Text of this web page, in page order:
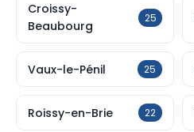
Croissy-
Beaubourg
25
Vaux-le-Pénil 25
Roissy-en-Brie 22